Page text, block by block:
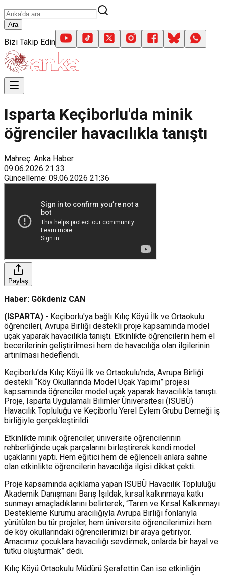
Ara
Bizi Takip Edin
Isparta Keçiborlu'da minik
öğrenciler havacılıkla tanıştı
Mahreç: Anka Haber
09.06.2026 21:33
Güncelleme: 09.06.2026 21:36
Paylaş
Haber: Gökdeniz CAN
(ISPARTA) - Keçiborlu'ya bağlı Kılıç Köyü İlk ve Ortaokulu
öğrencileri, Avrupa Birliği destekli proje kapsamında model
uçak yaparak havacılıkla tanıştı. Etkinlikte öğrencilerin hem el
becerilerinin geliştirilmesi hem de havacılığa olan ilgilerinin
artırılması hedeflendi.
Keçiborlu’da Kılıç Köyü İlk ve Ortaokulu’nda, Avrupa Birliği
destekli “Köy Okullarında Model Uçak Yapımı” projesi
kapsamında öğrenciler model uçak yaparak havacılıkla tanıştı.
Proje, Isparta Uygulamalı Bilimler Üniversitesi (ISUBÜ)
Havacılık Topluluğu ve Keçiborlu Yerel Eylem Grubu Derneği iş
birliğiyle gerçekleştirildi.
Etkinlikte minik öğrenciler, üniversite öğrencilerinin
rehberliğinde uçak parçalarını birleştirerek kendi model
uçaklarını yaptı. Hem eğitici hem de eğlenceli anlara sahne
olan etkinlikte öğrencilerin havacılığa ilgisi dikkat çekti.
Proje kapsamında açıklama yapan ISUBÜ Havacılık Topluluğu
Akademik Danışmanı Barış Işıldak, kırsal kalkınmaya katkı
sunmayı amaçladıklarını belirterek, “Tarım ve Kırsal Kalkınmayı
Destekleme Kurumu aracılığıyla Avrupa Birliği fonlarıyla
yürütülen bu tür projeler, hem üniversite öğrencilerimizi hem
de köy okullarındaki öğrencilerimizi bir araya getiriyor.
Amacımız çocuklara havacılığı sevdirmek, onlarda bir hayal ve
tutku oluşturmak” dedi.
Kılıç Köyü Ortaokulu Müdürü Şerafettin Can ise etkinliğin